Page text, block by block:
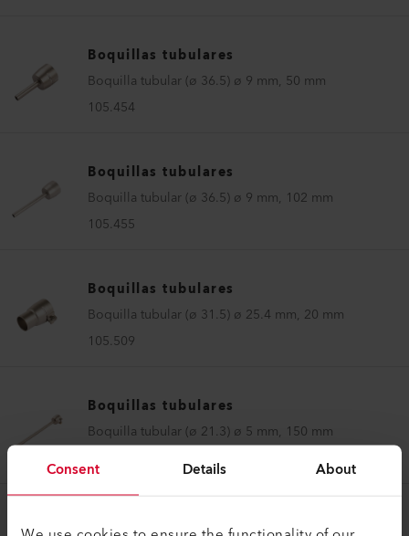
Consent Details About
Boquillas tubulares
Boquilla tubular (ø 36.5) ø 9 mm, 50 mm
105.454
Boquillas tubulares
Boquilla tubular (ø 36.5) ø 9 mm, 102 mm
105.455
Boquillas tubulares
Boquilla tubular (ø 31.5) ø 25.4 mm, 20 mm
105.509
Boquillas tubulares
Boquilla tubular (ø 21.3) ø 5 mm, 150 mm
Boquillas tubulares